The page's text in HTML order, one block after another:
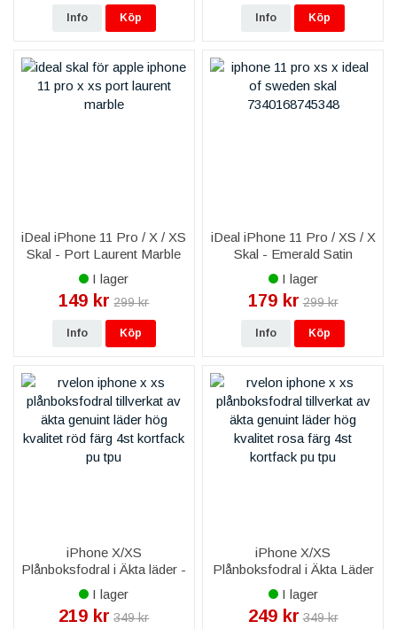
Info Köp Info Köp
iDeal iPhone 11 Pro / X / XS
Skal - Port Laurent Marble
I lager
149 kr 299 kr
Info Köp
iDeal iPhone 11 Pro / XS / X
Skal - Emerald Satin
I lager
179 kr 299 kr
Info Köp
iPhone X/XS
Plånboksfodral i Äkta läder -
Röd
I lager
219 kr 349 kr
iPhone X/XS
Plånboksfodral i Äkta Läder
- Rosa
I lager
249 kr 349 kr